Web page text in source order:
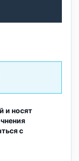
и носят
с